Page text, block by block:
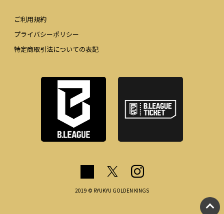
ご利用規約
プライバシーポリシー
特定商取引法についての表記
2019 © RYUKYU GOLDEN KINGS